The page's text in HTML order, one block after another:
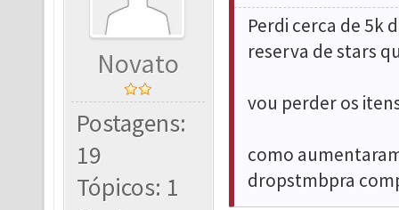
Novato
Postagens:
19
Tópicos: 1
Perdi cerca de 5k
reserva de stars
vou perder os
como
dropstmbpra